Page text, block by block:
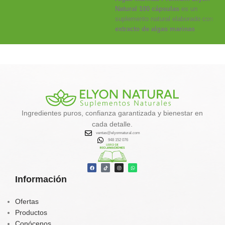
Natural 100 cápsulases un
suplemento natural elaborado con
extracto de algas marinas
✔️
Favorece la eliminación de
toxinas
✔️Activa el metabolismo y la
quema de grasa natural
✔️Aporta energía, calcio, hierro y
vitaminas
✔️Contribuye al equilibrio
hormonal y tiroideo
Información
Ofertas
Productos
Ingredientes puros, confianza garantizada y bienestar en
cada detalle.
ventas@elyonnatural.com
948 152 076